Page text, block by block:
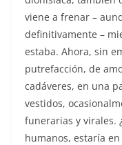
viene a frenar –
definitivamente –
estaba. Ahora, sin
putrefacción, de
cadáveres, en una
vestidos,
funerarias y virales.
humanos, estaría